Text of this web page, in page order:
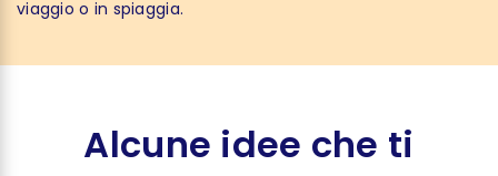
viaggio o in spiaggia.
Alcune idee che ti